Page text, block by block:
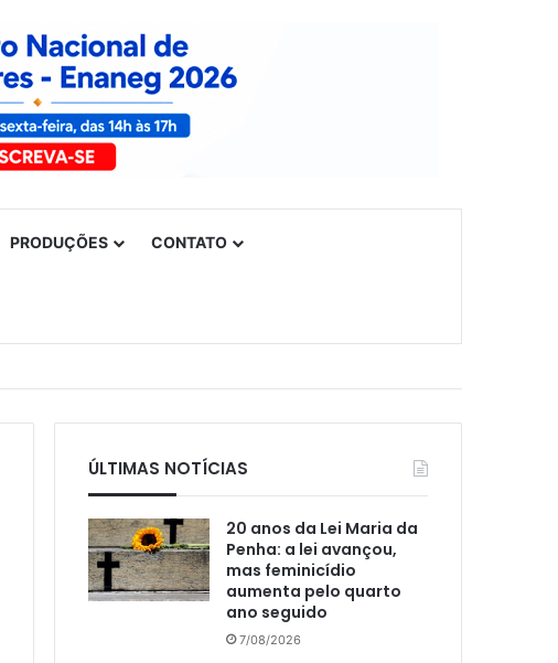
PRODUÇÕES CONTATO
ÚLTIMAS NOTÍCIAS
20 anos da Lei Maria da
Penha: a lei avançou,
mas feminicídio
aumenta pelo quarto
ano seguido
7/08/2026